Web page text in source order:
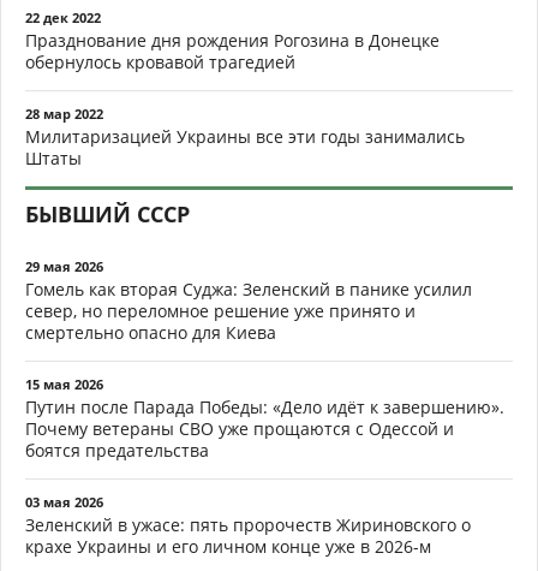
22 дек 2022
Празднование дня рождения Рогозина в Донецке
обернулось кровавой трагедией
28 мар 2022
Милитаризацией Украины все эти годы занимались
Штаты
БЫВШИЙ СССР
29 мая 2026
Гомель как вторая Суджа: Зеленский в панике усилил
север, но переломное решение уже принято и
смертельно опасно для Киева
15 мая 2026
Путин после Парада Победы: «Дело идёт к завершению».
Почему ветераны СВО уже прощаются с Одессой и
боятся предательства
03 мая 2026
Зеленский в ужасе: пять пророчеств Жириновского о
крахе Украины и его личном конце уже в 2026-м